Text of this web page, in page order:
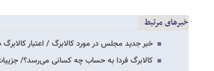
خبرهای مرتبط
خبر جدید مجلس در مورد کالابرگ / اعتبار
کالابرگ فردا به حساب چه کسانی می‌رسد؟/ جزییات